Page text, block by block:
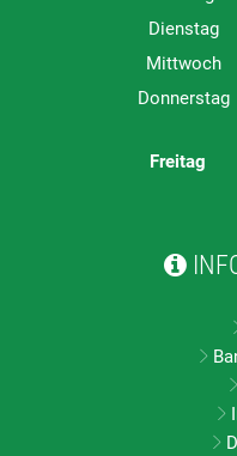
Dienstag
Mittwoch
Donnerstag
Freitag